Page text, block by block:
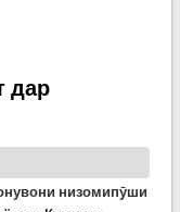
дар
низомипӯши